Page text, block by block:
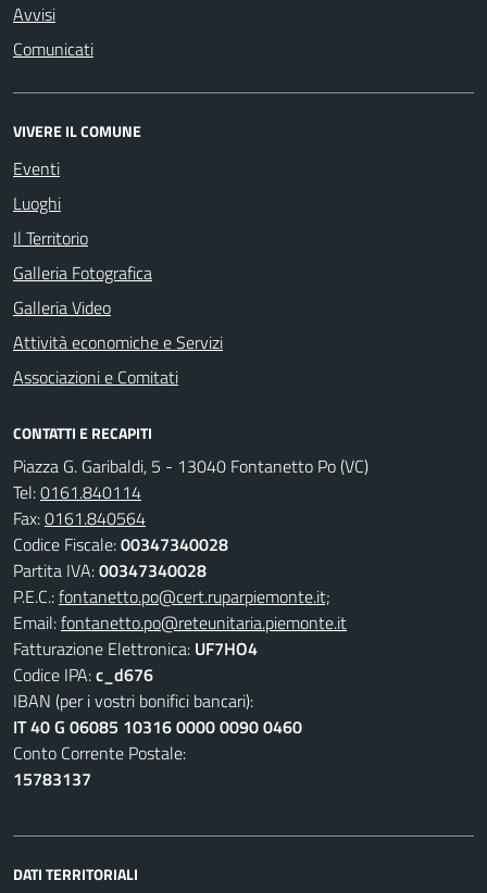
Avvisi
Comunicati
VIVERE IL COMUNE
Eventi
Luoghi
Il Territorio
Galleria Fotografica
Galleria Video
Attività economiche e Servizi
Associazioni e Comitati
CONTATTI E RECAPITI
Piazza G. Garibaldi, 5 - 13040 Fontanetto Po (VC)
Tel:0161.840114
Fax:0161.840564
Codice Fiscale:00347340028
Partita IVA:00347340028
P.E.C.:fontanetto.po@cert.ruparpiemonte.it;
Email:fontanetto.po@reteunitaria.piemonte.it
Fatturazione Elettronica: UF7HO4
Codice IPA:c_d676
IBAN (per i vostri bonifici bancari):
IT 40 G 06085 10316 0000 0090 0460
Conto Corrente Postale:
15783137
DATI TERRITORIALI